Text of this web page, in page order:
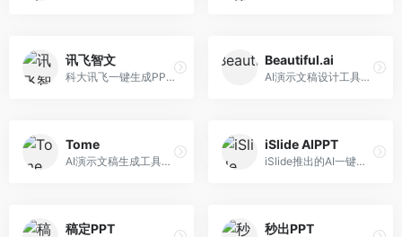
讯飞智文
科大讯飞一键生成PPT和Word工具，整合语音技术。面向职场人士，支持语音输入、文档生成、格式调整等功能，办公效率显著提升。
Beautiful.ai
AI演示文稿设计工具，专注于自动化设计排版。面向职场人士，提供智能排版、模板选择、设计优化等服务，设计美观度高。
Tome
AI演示文稿生成工具，专注于故事化演示创作。面向创业者和营销人员，提供故事叙述、视觉设计、内容生成等服务，演示文稿叙事性强。
iSlide AIPPT
iSlide推出的AI一键设计精美PPT工具。面向PPT设计用户，提供模板库、内容生成、设计优化等服务，与iSlide插件深度整合。
稿定PPT 秒出PPT